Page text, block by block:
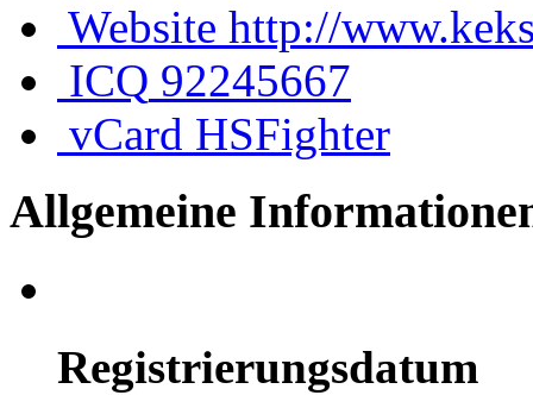
Website http://
ICQ 92245667
vCard HSFighter
Allgemeine
Registrierungsdatum